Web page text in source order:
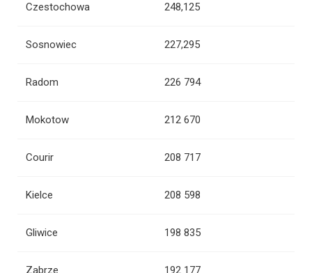
Czestochowa 248,125
Sosnowiec 227,295
Radom 226 794
Mokotow 212 670
Courir 208 717
Kielce 208 598
Gliwice 198 835
Zabrze 192 177